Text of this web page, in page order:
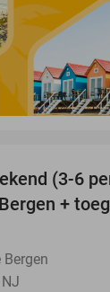
(3-6
+
Bergen